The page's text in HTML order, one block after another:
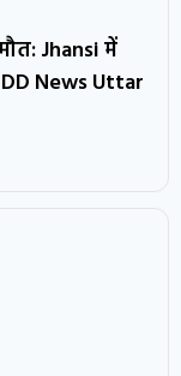
Jhansi में
News Uttar